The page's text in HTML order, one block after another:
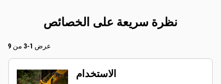
نظرة سريعة على الخصائص
عرض 1-3 من 9
الاستخدام